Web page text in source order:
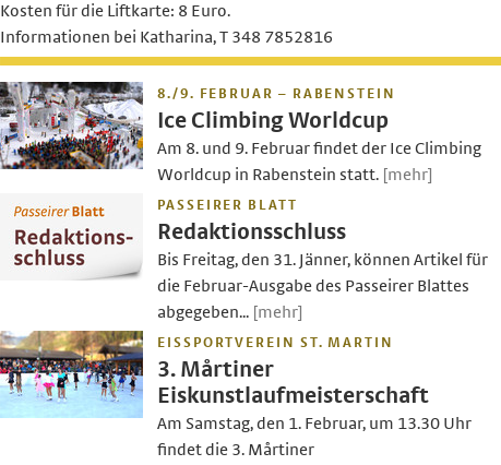
Kosten für die Liftkarte: 8 Euro.
Informationen bei Katharina, T 348 7852816
8./9. FEBRUAR – RABENSTEIN
Ice Climbing Worldcup
Am 8. und 9. Februar findet der Ice Climbing
Worldcup in Rabenstein statt. [mehr]
PASSEIRER BLATT
Redaktionsschluss
Bis Freitag, den 31. Jänner, können Artikel für
die Februar-Ausgabe des Passeirer Blattes
abgegeben... [mehr]
EISSPORTVEREIN ST. MARTIN
3. Mårtiner
Eiskunstlaufmeisterschaft
Am Samstag, den 1. Februar, um 13.30 Uhr
findet die 3. Mårtiner